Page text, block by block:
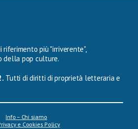
riferimento più "irriverente",
della pop culture.
Tutti di diritti di proprietà letteraria e
Info – Chi siamo
e Cookies Policy